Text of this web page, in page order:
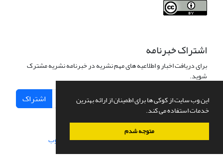
این وب سایت از کوکی ها برای اطمینان از ارائه بهترین
خدمات استفاده می کند.
متوجه شدم
اشتراک خبرنامه
برای دریافت اخبار و اطلاعیه های مهم نشریه در خبرنامه نشریه مشترک
شوید.
اشتراک
سامانه مدیریت نشریات علمی.طراحی و پیاده سازی از سیناوب